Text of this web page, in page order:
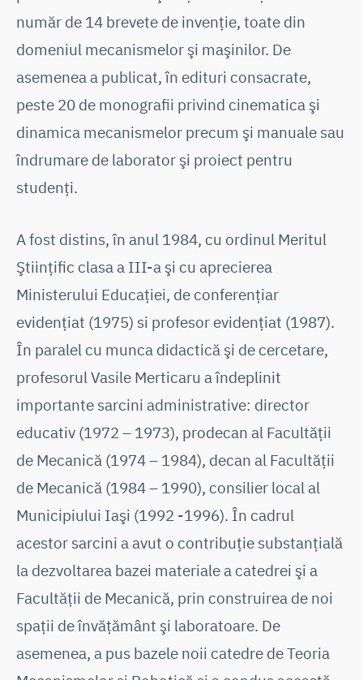
număr de 14 brevete de invenţie, toate din
domeniul mecanismelor şi maşinilor. De
asemenea a publicat, în edituri consacrate,
peste 20 de monografii privind cinematica şi
dinamica mecanismelor precum şi manuale sau
îndrumare de laborator şi proiect pentru
studenţi.
A fost distins, în anul 1984, cu ordinul Meritul
Ştiinţific clasa a III-a şi cu aprecierea
Ministerului Educaţiei, de conferenţiar
evidenţiat (1975) si profesor evidenţiat (1987).
În paralel cu munca didactică şi de cercetare,
profesorul Vasile Merticaru a îndeplinit
importante sarcini administrative: director
educativ (1972 – 1973), prodecan al Facultății
de Mecanică (1974 – 1984), decan al Facultății
de Mecanică (1984 – 1990), consilier local al
Municipiului Iaşi (1992 -1996). În cadrul
acestor sarcini a avut o contribuţie substanţială
la dezvoltarea bazei materiale a catedrei şi a
Facultăţii de Mecanică, prin construirea de noi
spaţii de învățământ şi laboratoare. De
asemenea, a pus bazele noii catedre de Teoria